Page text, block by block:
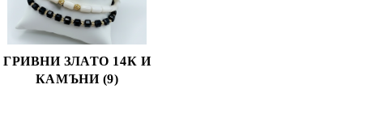
ГРИВНИ ЗЛАТО 14К И
КАМЪНИ (9)